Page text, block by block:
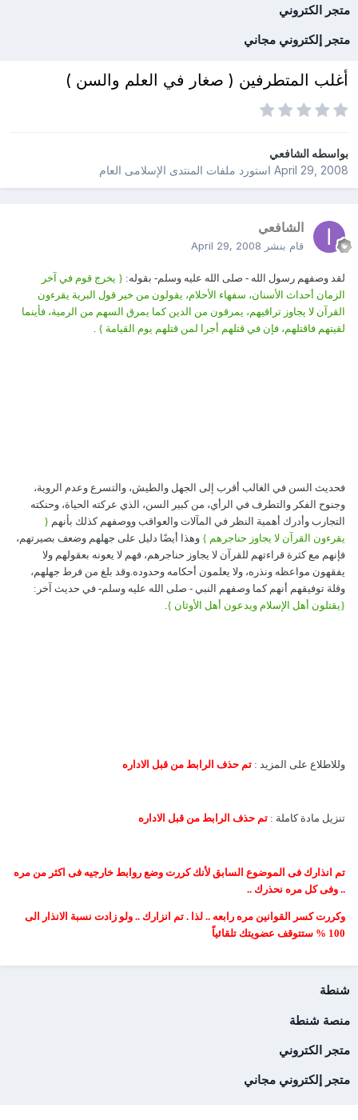
متجر الكتروني
متجر إلكتروني مجاني
أغلب المتطرفين ( صغار في العلم والسن )
بواسطهالشافعي
April 29, 2008استورد ملفات المنتدى الإسلامى العام
الشافعي
قام بنشر April 29, 2008
لقد وصفهم رسول الله - صلى الله عليه وسلم- بقوله:{ يخرج قوم في آخر
الزمان أحداث الأسنان، سفهاء الأحلام، يقولون من خير قول البرية يقرءون
القرآن لا يجاوز تراقيهم، يمرقون من الدين كما يمرق السهم من الرمية، فأينما
لقيتهم فاقتلهم، فإن في قتلهم أجرا لمن قتلهم يوم القيامة } .
فحديث السن في الغالب أقرب إلى الجهل والطيش، والتسرع وعدم الروية،
وجنوح الفكر والتطرف في الرأي، من كبير السن، الذي عركته الحياة، وحنكته
التجارب وأدرك أهمية النظر في المآلات والعواقب ووصفهم كذلك بأنهم{
يقرءون القرآن لا يجاوز حناجرهم } وهذا أيضًا دليل على جهلهم وضعف بصيرتهم،
فإنهم مع كثرة قراءتهم للقرآن لا يجاوز حناجرهم، فهم لا يعونه بعقولهم ولا
يفقهون مواعظه ونذره، ولا يعلمون أحكامه وحدوده.وقد بلغ من فرط جهلهم،
وقلة توفيقهم أنهم كما وصفهم النبي - صلى الله عليه وسلم- في حديث آخر:
{يقتلون أهل الإسلام ويدعون أهل الأوثان } .
وللاطلاع على المزيد :تم حذف الرابط من قبل الاداره
تنزيل مادة كاملة :تم حذف الرابط من قبل الاداره
تم انذارك فى الموضوع السابق لأنك كررت وضع روابط خارجيه فى اكثر من مره
.. وفى كل مره نحذرك ..
وكررت كسر القوانين مره رابعه .. لذا . تم انزارك .. ولو زادت نسبة الانذار الى
100 % ستتوقف عضويتك تلقائياً
شنطة
منصة شنطة
متجر الكتروني
متجر إلكتروني مجاني